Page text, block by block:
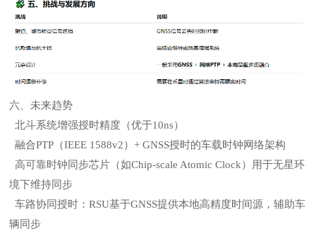
六、未来趋势
北斗系统增强授时精度（优于10ns）
融合PTP（IEEE 1588v2）+ GNSS授时的车载时钟网络架构
高可靠时钟同步芯片（如Chip-scale Atomic Clock）用于无星环
境下维持同步
车路协同授时：RSU基于GNSS提供本地高精度时间源，辅助车
辆同步